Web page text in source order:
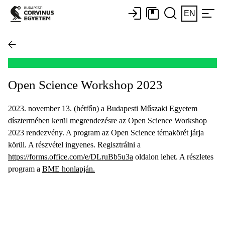
EN
Open Science Workshop 2023
2023. november 13. (hétfőn) a Budapesti Műszaki Egyetem
dísztermében kerül megrendezésre az Open Science Workshop
2023 rendezvény. A program az Open Science témakörét járja
körül. A részvétel ingyenes. Regisztrálni a
https://forms.office.com/e/DLruBb5u3a oldalon lehet. A részletes
program a BME honlapján.